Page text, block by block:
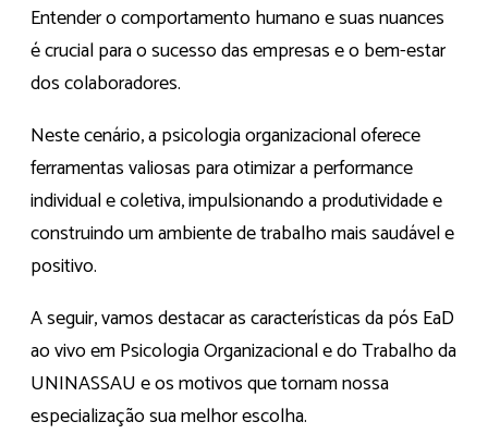
Entender o comportamento humano e suas nuances
é crucial para o sucesso das empresas e o bem-estar
dos colaboradores.
Neste cenário, a psicologia organizacional oferece
ferramentas valiosas para otimizar a performance
individual e coletiva, impulsionando a produtividade e
construindo um ambiente de trabalho mais saudável e
positivo.
A seguir, vamos destacar as características da pós EaD
ao vivo em Psicologia Organizacional e do Trabalho da
UNINASSAU e os motivos que tornam nossa
especialização sua melhor escolha.